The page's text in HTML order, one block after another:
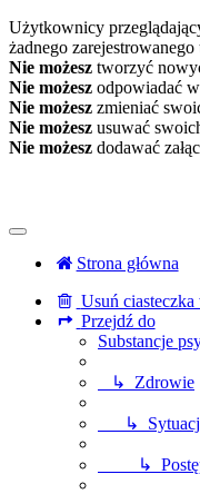
Użytkownicy
żadnego
Nie możesz tworzyć
Nie możesz odpowiadać
Nie możesz zmieniać
Nie możesz usuwać
Nie możesz dodawać
Strona główna
Usuń
Przejdź do
Substancje
↳ Zdrowie
↳
↳